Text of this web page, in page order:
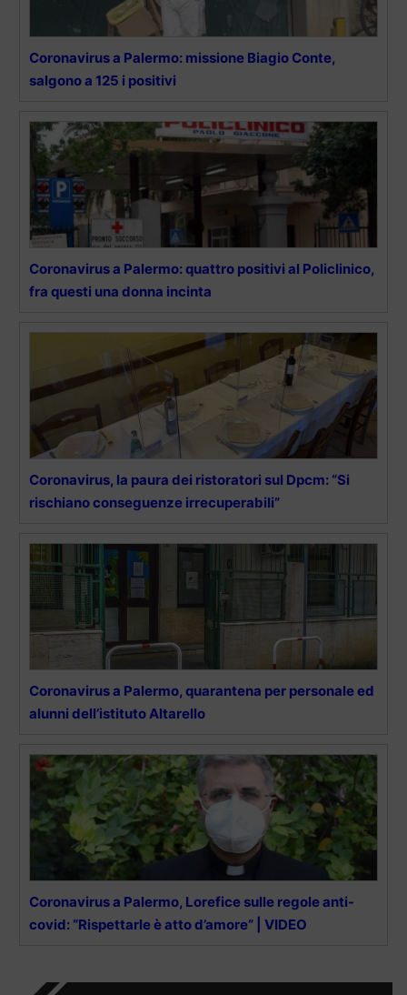
Coronavirus a Palermo: missione Biagio Conte,
salgono a 125 i positivi
Coronavirus a Palermo: quattro positivi al Policlinico,
fra questi una donna incinta
Coronavirus, la paura dei ristoratori sul Dpcm: “Si
rischiano conseguenze irrecuperabili”
Coronavirus a Palermo, quarantena per personale ed
alunni dell’istituto Altarello
Coronavirus a Palermo, Lorefice sulle regole anti-
covid: “Rispettarle è atto d’amore” | VIDEO